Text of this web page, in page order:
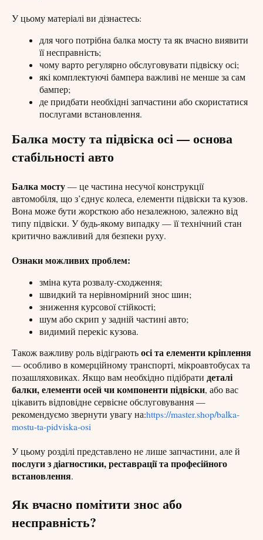
У цьому матеріалі ви дізнаєтесь:
для чого потрібна балка мосту та як вчасно виявити
її несправність;
чому варто регулярно обслуговувати підвіску осі;
які комплектуючі бампера важливі не менше за сам
бампер;
де придбати необхідні запчастини або скористатися
послугами встановлення.
Балка мосту та підвіска осі — основа
стабільності авто
Балка мосту — це частина несучої конструкції
автомобіля, що з’єднує колеса, елементи підвіски та кузов.
Вона може бути жорсткою або незалежною, залежно від
типу підвіски. У будь-якому випадку — її технічний стан
критично важливий для безпеки руху.
Ознаки можливих проблем:
зміна кута розвалу-сходження;
швидкий та нерівномірний знос шин;
зниження курсової стійкості;
шум або скрип у задній частині авто;
видимий перекіс кузова.
Також важливу роль відіграють осі та елементи кріплення
— особливо в комерційному транспорті, мікроавтобусах та
позашляховиках. Якщо вам необхідно підібрати деталі
балки, елементи осей чи компоненти підвіски, або вас
цікавить відповідне сервісне обслуговування —
рекомендуємо звернути увагу на:https://master.shop/balka-
mostu-ta-pidviska-osi
У цьому розділі представлено не лише запчастини, але й
послуги з діагностики, реставрації та професійного
встановлення.
Як вчасно помітити знос або
несправність?